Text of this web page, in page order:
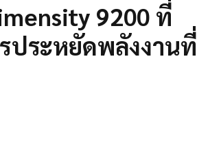
9200 ที่
ประหยัดพลังงานที่